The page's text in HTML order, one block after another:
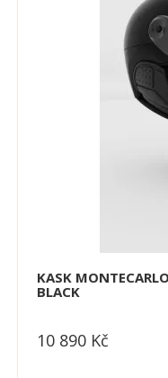
KASK
BLACK
10 890 Kč